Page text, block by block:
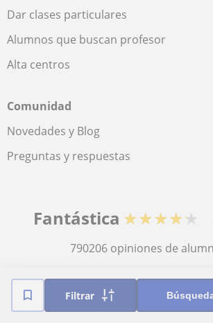
Filtrar
Dar clases particulares
Alumnos que buscan profesor
Alta centros
Comunidad
Novedades y Blog
Preguntas y respuestas
Fantástica ★★★★★
790206 opiniones de
© 2007 - 2026 Tus clases